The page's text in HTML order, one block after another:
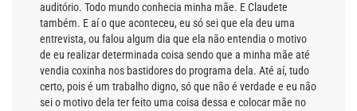
auditório. Todo mundo conhecia minha mãe. E Claudete
também. E aí o que aconteceu, eu só sei que ela deu uma
entrevista, ou falou algum dia que ela não entendia o motivo
de eu realizar determinada coisa sendo que a minha mãe até
vendia coxinha nos bastidores do programa dela. Até aí, tudo
certo, pois é um trabalho digno, só que não é verdade e eu não
sei o motivo dela ter feito uma coisa dessa e colocar mãe no